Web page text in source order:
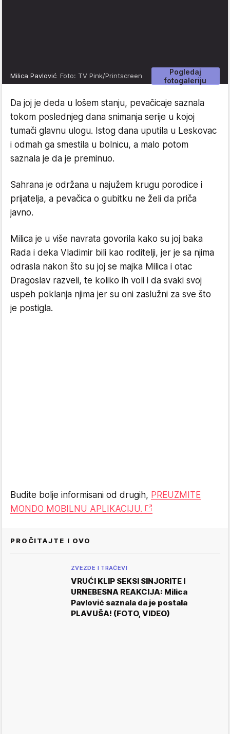
Pogledaj
fotogaleriju
Milica Pavlović Foto: TV Pink/Printscreen
Da joj je deda u lošem stanju, pevačicaje saznala
tokom poslednjeg dana snimanja serije u kojoj
tumači glavnu ulogu. Istog dana uputila u Leskovac
i odmah ga smestila u bolnicu, a malo potom
saznala je da je preminuo.
Sahrana je održana u najužem krugu porodice i
prijatelja, a pevačica o gubitku ne želi da priča
javno.
Milica je u više navrata govorila kako su joj baka
Rada i deka Vladimir bili kao roditelji, jer je sa njima
odrasla nakon što su joj se majka Milica i otac
Dragoslav razveli, te koliko ih voli i da svaki svoj
uspeh poklanja njima jer su oni zaslužni za sve što
je postigla.
Budite bolje informisani od drugih, PREUZMITE
MONDO MOBILNU APLIKACIJU.
PROČITAJTE I OVO
ZVEZDE I TRAČEVI
VRUĆI KLIP SEKSI SINJORITE I
URNEBESNA REAKCIJA: Milica
Pavlović saznala da je postala
PLAVUŠA! (FOTO, VIDEO)